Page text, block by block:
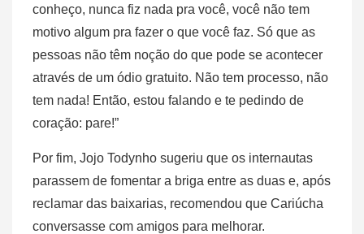
conheço, nunca fiz nada pra você, você não tem
motivo algum pra fazer o que você faz. Só que as
pessoas não têm noção do que pode se acontecer
através de um ódio gratuito. Não tem processo, não
tem nada! Então, estou falando e te pedindo de
coração: pare!”
Por fim, Jojo Todynho sugeriu que os internautas
parassem de fomentar a briga entre as duas e, após
reclamar das baixarias, recomendou que Cariúcha
conversasse com amigos para melhorar.